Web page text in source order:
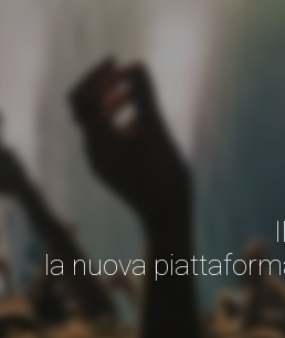
la nuova